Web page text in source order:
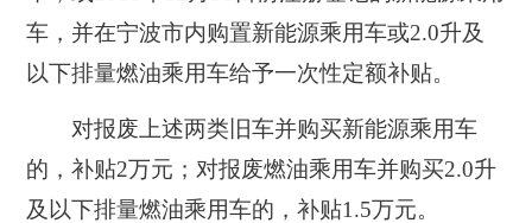
车，并在宁波市内购置新能源乘用车或2.0升及
以下排量燃油乘用车给予一次性定额补贴。
对报废上述两类旧车并购买新能源乘用车
的，补贴2万元；对报废燃油乘用车并购买2.0升
及以下排量燃油乘用车的，补贴1.5万元。